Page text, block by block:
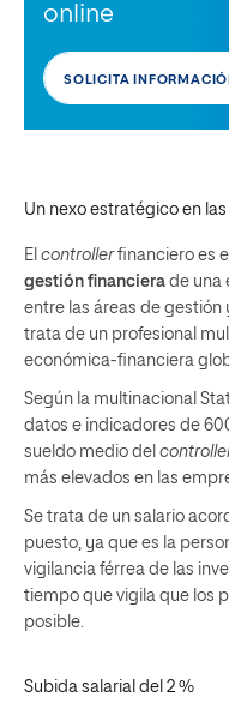
online
SOLICITA
Un nexo estratégico en
El controllerfinanciero es el
gestión financiera de una
entre las áreas de gestión
trata de un profesional
económica-financiera
Según la multinacional
datos e indicadores de
sueldo medio del
más elevados en las
Se trata de un salario
puesto, ya que es la
vigilancia férrea de las
tiempo que vigila que los
posible.
Subida salarial del 2 %